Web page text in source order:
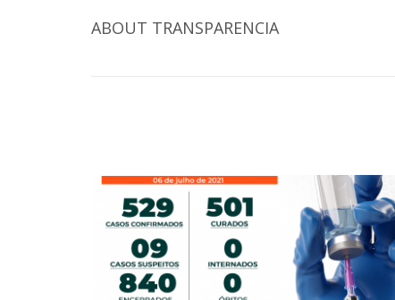
ABOUT TRANSPARENCIA